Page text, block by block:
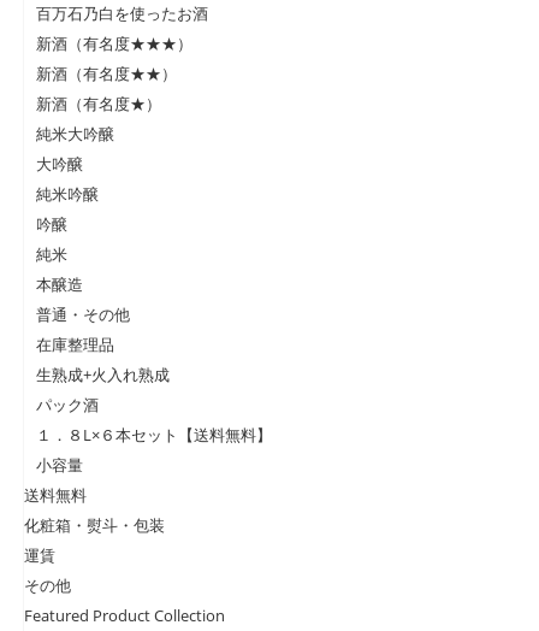
百万石乃白を使ったお酒
新酒（有名度★★★）
新酒（有名度★★）
新酒（有名度★）
純米大吟醸
大吟醸
純米吟醸
吟醸
純米
本醸造
普通・その他
在庫整理品
生熟成+火入れ熟成
パック酒
１．８L×６本セット【送料無料】
小容量
送料無料
化粧箱・熨斗・包装
運賃
その他
Featured Product Collection